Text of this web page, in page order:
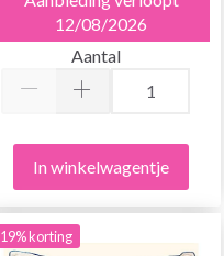
12/08/2026
Aantal
In winkelwagentje
19% korting